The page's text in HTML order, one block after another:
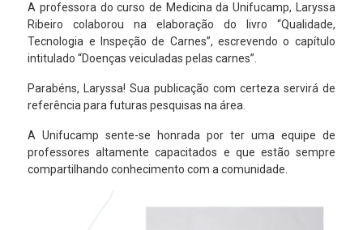
A professora do curso de Medicina da Unifucamp, Laryssa
Ribeiro colaborou na elaboração do livro “Qualidade,
Tecnologia e Inspeção de Carnes”, escrevendo o capítulo
intitulado “Doenças veiculadas pelas carnes”.
Parabéns, Laryssa! Sua publicação com certeza servirá de
referência para futuras pesquisas na área.
A Unifucamp sente-se honrada por ter uma equipe de
professores altamente capacitados e que estão sempre
compartilhando conhecimento com a comunidade.